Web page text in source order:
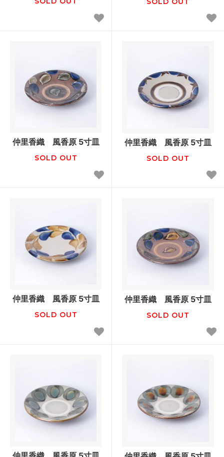
仲里香織 風香原 5寸皿
SOLD OUT
仲里香織 風香原 5寸皿
SOLD OUT
仲里香織 風香原 5寸皿
SOLD OUT
仲里香織 風香原 5寸皿
SOLD OUT